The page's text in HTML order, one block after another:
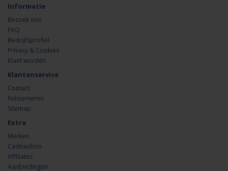
Informatie
Bezoek ons
FAQ
Bedrijfsprofiel
Privacy & Cookies
Klant worden
Klantenservice
Contact
Retourneren
Sitemap
Extra
Merken
Cadeaubon
Affiliates
Aanbiedingen